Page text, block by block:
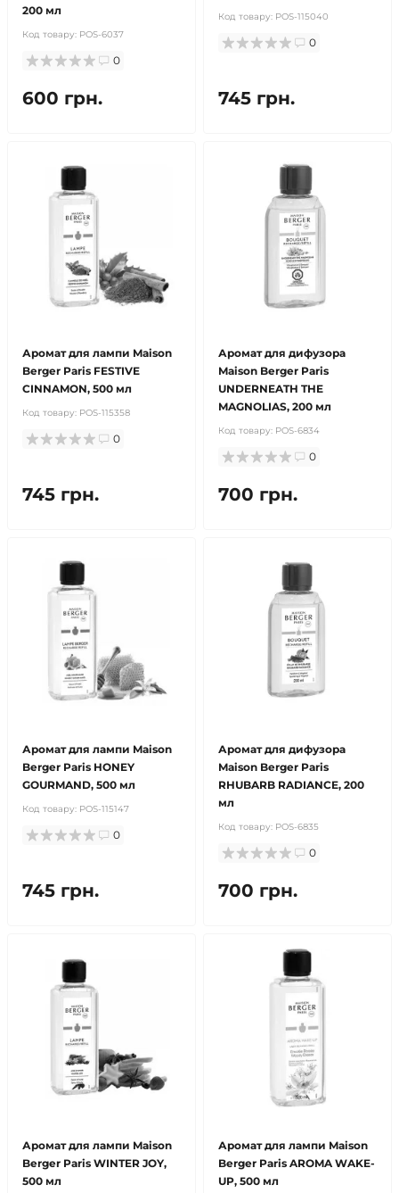
200 мл
Код товару: POS-6037
0
600 грн.
Код товару: POS-115040
0
745 грн.
Аромат для лампи Maison
Berger Paris FESTIVE
CINNAMON, 500 мл
Код товару: POS-115358
0
745 грн.
Аромат для дифузора
Maison Berger Paris
UNDERNEATH THE
MAGNOLIAS, 200 мл
Код товару: POS-6834
0
700 грн.
Аромат для лампи Maison
Berger Paris HONEY
GOURMAND, 500 мл
Код товару: POS-115147
0
745 грн.
Аромат для дифузора
Maison Berger Paris
RHUBARB RADIANCE, 200
мл
Код товару: POS-6835
0
700 грн.
Аромат для лампи Maison
Berger Paris WINTER JOY,
500 мл
Аромат для лампи Maison
Berger Paris AROMA WAKE-
UP, 500 мл